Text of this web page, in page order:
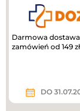
Darmowa
zamówień od 149
DO